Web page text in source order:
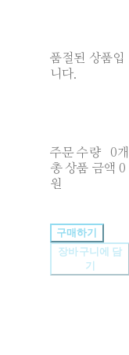
품절된 상품입
니다.
주문 수량
0개
총 상품 금액 0
원
구매하기
장바구니에 담
기